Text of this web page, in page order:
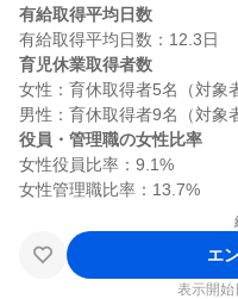
有給取得平均日数
育児休業取得者数
女性：育休取得者5名（対象
役員・管理職の女性比率
女性役員比率：9.1%
エ
表示開始